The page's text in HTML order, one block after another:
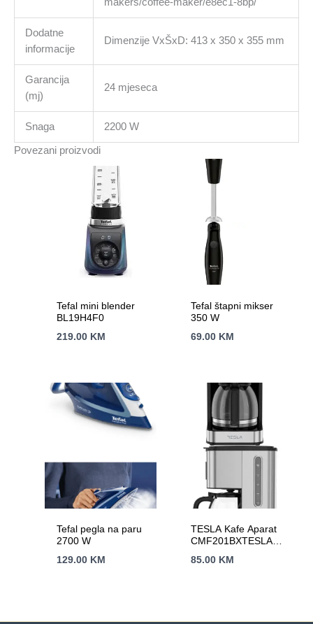
Dodatne
informacije
Dimenzije VxŠxD: 413 x 350 x 355 mm
Garancija
(mj)
24 mjeseca
Snaga 2200 W
Povezani proizvodi
Tefal mini blender
BL19H4F0
219.00 KM
Tefal štapni mikser
350 W
69.00 KM
Tefal pegla na paru
2700 W
129.00 KM
TESLA Kafe Aparat
CMF201BXTESLA
CMF201BXTESLA
85.00 KM